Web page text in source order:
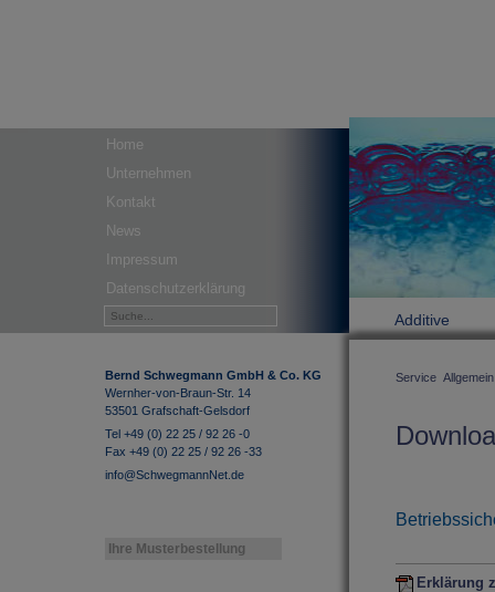
Home
Unternehmen
Kontakt
News
Impressum
Datenschutzerklärung
Bernd Schwegmann GmbH & Co. KG
Wernher-von-Braun-Str. 14
53501 Grafschaft-Gelsdorf
Tel +49 (0) 22 25 / 92 26 -0
Fax +49 (0) 22 25 / 92 26 -33
info@SchwegmannNet.de
Ihre Musterbestellung
Additive
Service Allgemein
Erklärung